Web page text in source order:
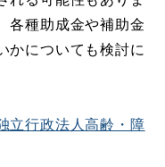
各種助成金や補助金
かについても検討に
立行政法人高齢・障